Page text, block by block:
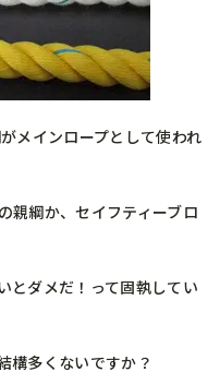
メインロープとして使われ
親綱か、セイフティーブロ
とダメだ！って固執してい
構多くないですか？